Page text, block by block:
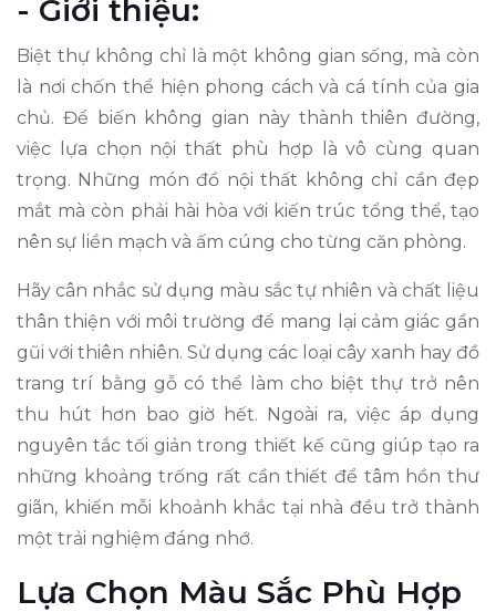
- Giới thiệu:
Biệt thự không chỉ là một không gian sống, mà còn
là nơi chốn thể hiện phong cách và cá tính của gia
chủ. Để biến không gian này thành thiên đường,
việc lựa chọn nội thất phù hợp là vô cùng quan
trọng. Những món đồ nội thất không chỉ cần đẹp
mắt mà còn phải hài hòa với kiến trúc tổng thể, tạo
nên sự liền mạch và ấm cúng cho từng căn phòng.
Hãy cân nhắc sử dụng màu sắc tự nhiên và chất liệu
thân thiện với môi trường để mang lại cảm giác gần
gũi với thiên nhiên. Sử dụng các loại cây xanh hay đồ
trang trí bằng gỗ có thể làm cho biệt thự trở nên
thu hút hơn bao giờ hết. Ngoài ra, việc áp dụng
nguyên tắc tối giản trong thiết kế cũng giúp tạo ra
những khoảng trống rất cần thiết để tâm hồn thư
giãn, khiến mỗi khoảnh khắc tại nhà đều trở thành
một trải nghiệm đáng nhớ.
Lựa Chọn Màu Sắc Phù Hợp